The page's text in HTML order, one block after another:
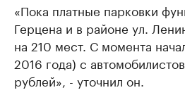
«Пока платные парковки
Герцена и в районе ул.
на 210 мест. С момента
2016 года) с
рублей», - уточнил он.